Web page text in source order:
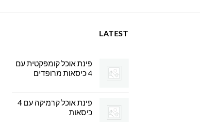
LATEST
פינת אוכל קומפקטית עם
4 כיסאות מרופדים
פינת אוכל קרמיקה עם 4
כיסאות